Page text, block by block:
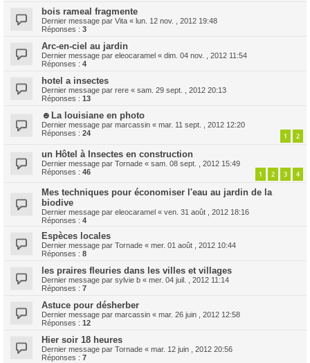
bois rameal fragmente
Dernier message par Vita « lun. 12 nov. , 2012 19:48
Réponses : 3
Arc-en-ciel au jardin
Dernier message par eleocaramel « dim. 04 nov. , 2012 11:54
Réponses : 4
hotel a insectes
Dernier message par rere « sam. 29 sept. , 2012 20:13
Réponses : 13
☻La louisiane en photo
Dernier message par marcassin « mar. 11 sept. , 2012 12:20
Réponses : 24 1 2
un Hôtel à Insectes en construction
Dernier message par Tornade « sam. 08 sept. , 2012 15:49
Réponses : 46 1 2 3 4
Mes techniques pour économiser l'eau au jardin de la
biodive
Dernier message par eleocaramel « ven. 31 août , 2012 18:16
Réponses : 4
Espèces locales
Dernier message par Tornade « mer. 01 août , 2012 10:44
Réponses : 8
les praires fleuries dans les villes et villages
Dernier message par sylvie b « mer. 04 juil. , 2012 11:14
Réponses : 7
Astuce pour désherber
Dernier message par marcassin « mar. 26 juin , 2012 12:58
Réponses : 12
Hier soir 18 heures
Dernier message par Tornade « mar. 12 juin , 2012 20:56
Réponses : 7